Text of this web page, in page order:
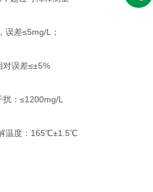
差≤5mg/L；
误差≤±5%
：≤1200mg/L
温度：165℃±1.5℃